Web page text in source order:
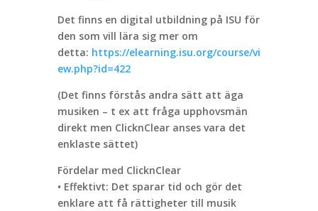
Det finns en digital utbildning på ISU för
den som vill lära sig mer om
detta: https://elearning.isu.org/course/vi
ew.php?id=422
(Det finns förstås andra sätt att äga
musiken – t ex att fråga upphovsmän
direkt men ClicknClear anses vara det
enklaste sättet)
Fördelar med ClicknClear
• Effektivt: Det sparar tid och gör det
enklare att få rättigheter till musik